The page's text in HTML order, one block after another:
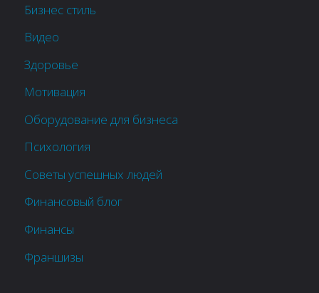
Бизнес стиль
Видео
Здоровье
Мотивация
Оборудование для бизнеса
Психология
Советы успешных людей
Финансовый блог
Финансы
Франшизы